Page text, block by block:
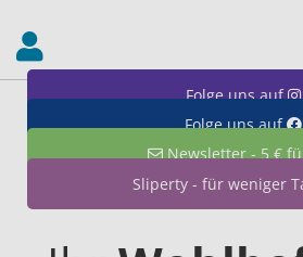
Folge uns auf
Folge uns auf
Newsletter - 5 €
Sliperty - für weniger